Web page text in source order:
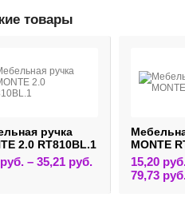
товары
ручка
2.0 RT810BL.1
руб. –35,21 руб.
несколько
MONTE
15,20
79,73